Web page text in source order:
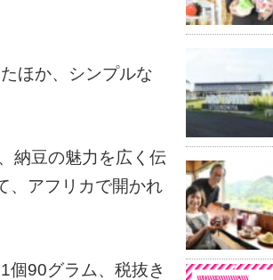
ほか、シンプルな
納豆の魅力を広く伝
、アフリカで開かれ
個90グラム、税抜き